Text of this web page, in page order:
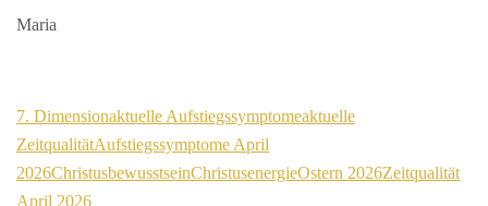
Maria
7. Dimensionaktuelle Aufstiegssymptomeaktuelle
ZeitqualitätAufstiegssymptome April
2026ChristusbewusstseinChristusenergieOstern 2026Zeitqualität
April 2026